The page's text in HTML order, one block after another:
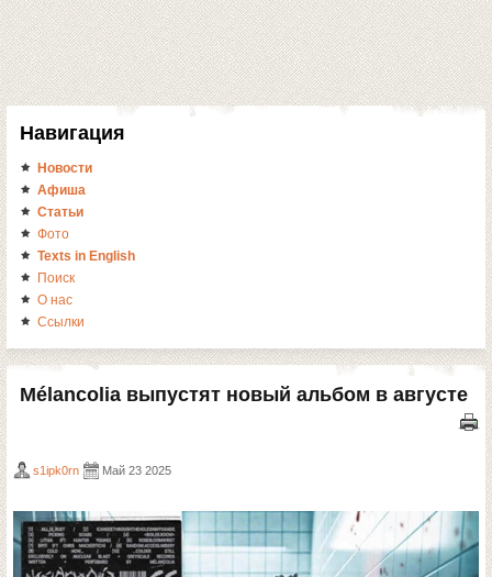
Навигация
Новости
Афиша
Статьи
Фото
Texts in English
Поиск
О нас
Ссылки
Mélancolia выпустят новый альбом в августе
s1ipk0rn Май 23 2025